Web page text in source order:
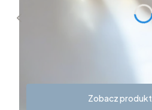
Zobacz produkt